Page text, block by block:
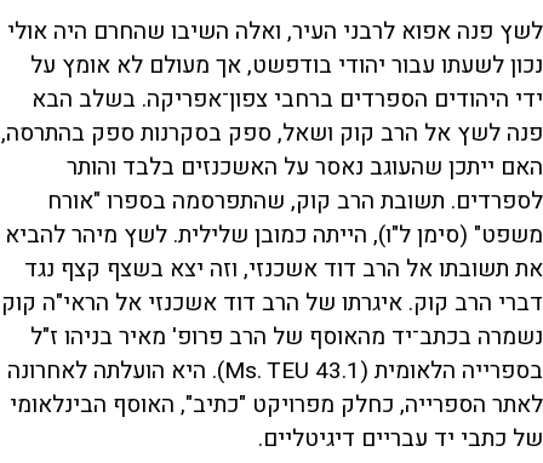
לשץ פנה אפוא לרבני העיר, ואלה השיבו שהחרם היה אולי
נכון לשעתו עבור יהודי בודפשט, אך מעולם לא אומץ על
ידי היהודים הספרדים ברחבי צפון־אפריקה. בשלב הבא
פנה לשץ אל הרב קוק ושאל, ספק בסקרנות ספק בהתרסה,
האם ייתכן שהעוגב נאסר על האשכנזים בלבד והותר
לספרדים. תשובת הרב קוק, שהתפרסמה בספרו "אורח
משפט" (סימן ל"ו), הייתה כמובן שלילית. לשץ מיהר להביא
את תשובתו אל הרב דוד אשכנזי, וזה יצא בשצף קצף נגד
דברי הרב קוק. איגרתו של הרב דוד אשכנזי אל הראי"ה קוק
נשמרה בכתב־יד מהאוסף של הרב פרופ' מאיר בניהו ז"ל
בספרייה הלאומית (Ms. TEU 43.1). היא הועלתה לאחרונה
לאתר הספרייה, כחלק מפרויקט "כתיב", האוסף הבינלאומי
של כתבי יד עבריים דיגיטליים.